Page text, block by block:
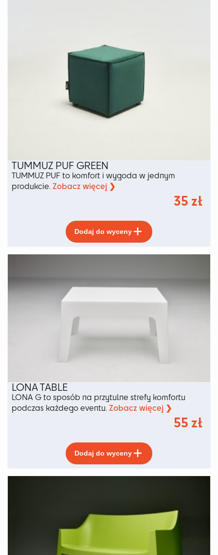
stronie
produktu
TUMMUZ PUF GREEN
TUMMUZ PUF to komfort i wygoda w jednym
produkcie. Zobacz więcej ❯
35 zł
Dodaj do wyceny
produkt
ma
wiele
można
LONA TABLE
LONA G to sposób na przytulne strefy komfortu
podczas każdego eventu. Zobacz więcej ❯
55 zł
Dodaj do wyceny
produkt
ma
wiele
wybrać
produktu